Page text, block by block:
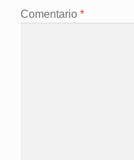
Comentario *